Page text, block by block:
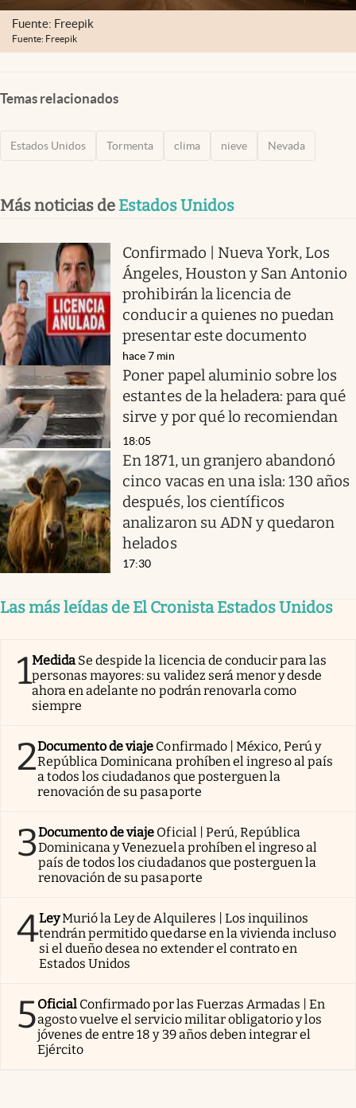
Fuente: Freepik
Fuente: Freepik
Temas relacionados
Estados Unidos Tormenta clima nieve Nevada
Más noticias de Estados Unidos
Confirmado | Nueva York, Los
Ángeles, Houston y San Antonio
prohibirán la licencia de
conducir a quienes no puedan
presentar este documento
hace 7 min
Poner papel aluminio sobre los
estantes de la heladera: para qué
sirve y por qué lo recomiendan
18:05
En 1871, un granjero abandonó
cinco vacas en una isla: 130 años
después, los científicos
analizaron su ADN y quedaron
helados
17:30
Las más leídas de El Cronista Estados Unidos
1Medida Se despide la licencia de conducir para las
personas mayores: su validez será menor y desde
ahora en adelante no podrán renovarla como
siempre
2Documento de viaje Confirmado | México, Perú y
República Dominicana prohíben el ingreso al país
a todos los ciudadanos que posterguen la
renovación de su pasaporte
3Documento de viaje Oficial | Perú, República
Dominicana y Venezuela prohíben el ingreso al
país de todos los ciudadanos que posterguen la
renovación de su pasaporte
4LeyMurió la Ley de Alquileres | Los inquilinos
tendrán permitido quedarse en la vivienda incluso
si el dueño desea no extender el contrato en
Estados Unidos
5Oficial Confirmado por las Fuerzas Armadas | En
agosto vuelve el servicio militar obligatorio y los
jóvenes de entre 18 y 39 años deben integrar el
Ejército